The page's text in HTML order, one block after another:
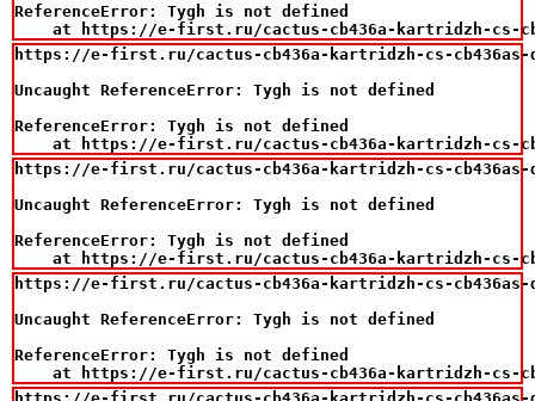
ReferenceError: Tygh is not defined
at https://e-first.ru/cactus-cb436a-kartridzh-
https://e-first.ru/cactus-cb436a-kartridzh-cs-cb436as-
Uncaught ReferenceError: Tygh is not defined
ReferenceError: Tygh is not defined
at https://e-first.ru/cactus-cb436a-kartridzh-
https://e-first.ru/cactus-cb436a-kartridzh-cs-cb436as-
Uncaught ReferenceError: Tygh is not defined
ReferenceError: Tygh is not defined
at https://e-first.ru/cactus-cb436a-kartridzh-
https://e-first.ru/cactus-cb436a-kartridzh-cs-cb436as-
Uncaught ReferenceError: Tygh is not defined
ReferenceError: Tygh is not defined
at https://e-first.ru/cactus-cb436a-kartridzh-